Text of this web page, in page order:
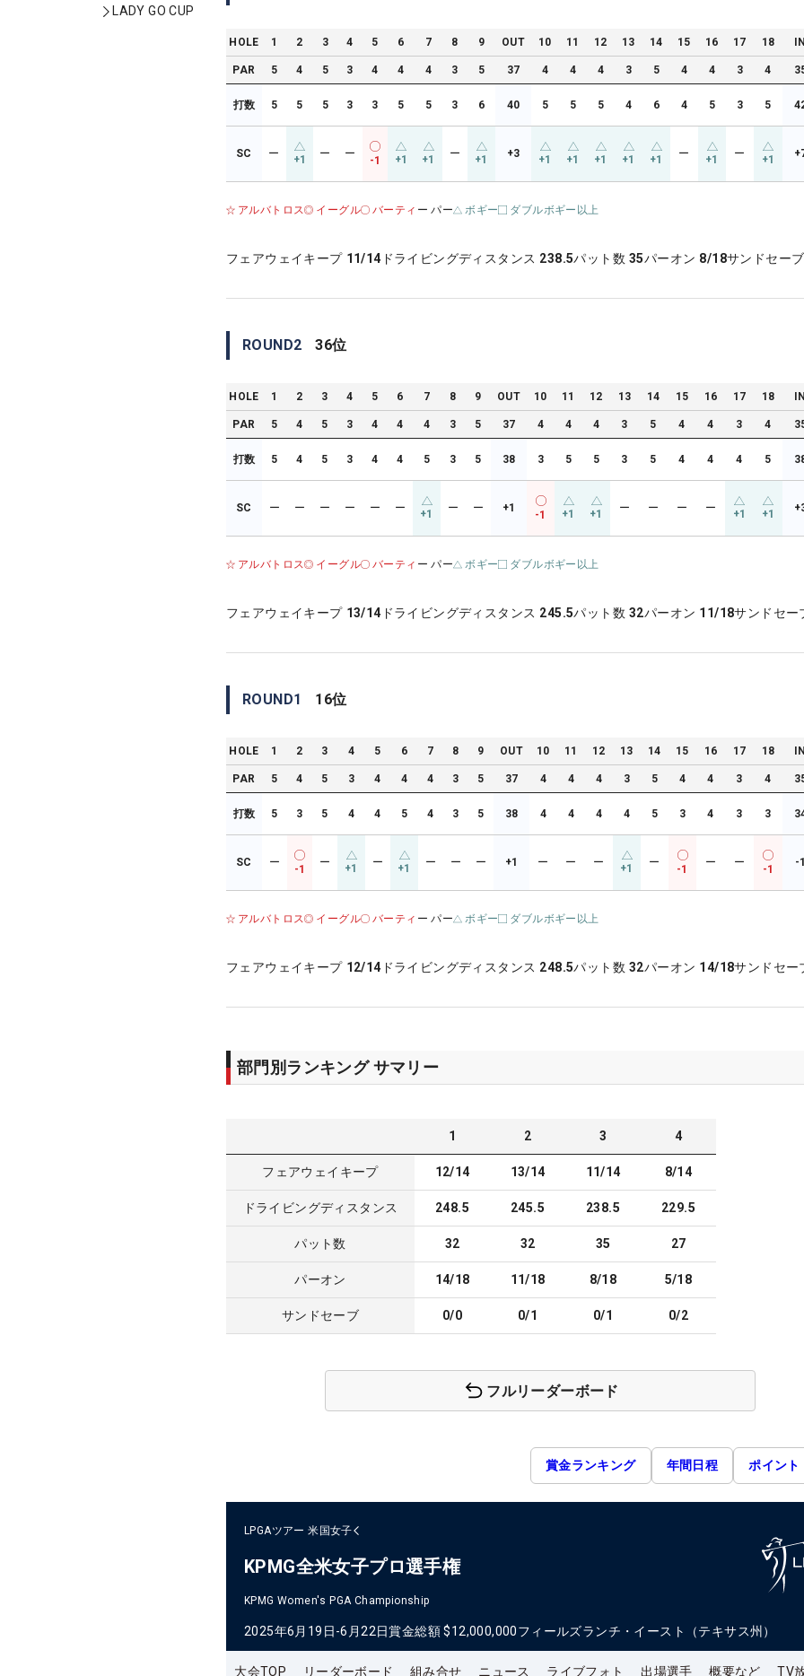
LADY GO CUP
HOLE 1 2 3 4 5 6 7 8 9 OUT 10 11 12 13 14 15 16 17 18
PAR 5 4 5 3 4 4 4 3 5 37 4 4 4 3 5 4 4 3 4
打数 5 5 5 3 3 5 5 3 6 40 5 5 5 4 6 4 5 3 5
SC ー +1 ー ー
-1 +1 +1 ー +1 +3 +1 +1 +1 +1 +1 ー +1 ー +1
アルバトロス イーグル バーティ ー パー ボギー ダブルボギー以上
フェアウェイキープ 11/14 ドライビングディスタンス 238.5パット数 35パーオン 8/18サンドセーブ
ROUND2 36位
HOLE 1 2 3 4 5 6 7 8 9 OUT 10 11 12 13 14 15 16 17 18
PAR 5 4 5 3 4 4 4 3 5 37 4 4 4 3 5 4 4 3 4
打数 5 4 5 3 4 4 5 3 5 38 3 5 5 3 5 4 4 4 5
SC ー ー ー ー ー ー +1 ー ー +1
-1 +1 +1 ー ー ー ー +1 +1
アルバトロス イーグル バーティ ー パー ボギー ダブルボギー以上
フェアウェイキープ 13/14 ドライビングディスタンス 245.5パット数 32パーオン 11/18サンドセー
ROUND1 16位
HOLE 1 2 3 4 5 6 7 8 9 OUT 10 11 12 13 14 15 16 17 18
PAR 5 4 5 3 4 4 4 3 5 37 4 4 4 3 5 4 4 3 4
打数 5 3 5 4 4 5 4 3 5 38 4 4 4 4 5 3 4 3 3
SC ー
-1
ー +1 ー +1 ー ー ー +1 ー ー ー +1 ー
-1
ー ー
-1
-
アルバトロス イーグル バーティ ー パー ボギー ダブルボギー以上
フェアウェイキープ 12/14 ドライビングディスタンス 248.5パット数 32パーオン 14/18サンドセー
部門別ランキング サマリー
1 2 3 4
フェアウェイキープ 12/14 13/14 11/14 8/14
ドライビングディスタンス 248.5 245.5 238.5 229.5
パット数 32 32 35 27
パーオン 14/18 11/18 8/18 5/18
サンドセーブ 0/0 0/1 0/1 0/2
フルリーダーボード
賞金ランキング 年間日程 ポイント
LPGAツアー 米国女子
KPMG全米女子プロ選手権
KPMG Women's PGA Championship
2025年6月19日-6月22日賞金総額 $12,000,000フィールズランチ・イースト（テキサス州）
大会TOP リーダーボード 組み合せ ニュース ライブフォト 出場選手 概要など TV